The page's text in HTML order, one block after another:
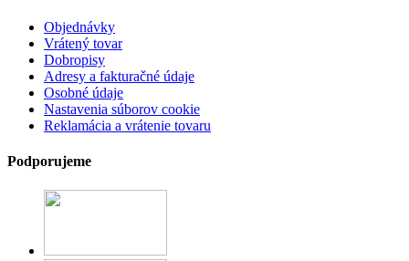
Objednávky
Vrátený tovar
Dobropisy
Adresy a fakturačné údaje
Osobné údaje
Nastavenia súborov cookie
Reklamácia a vrátenie tovaru
Podporujeme